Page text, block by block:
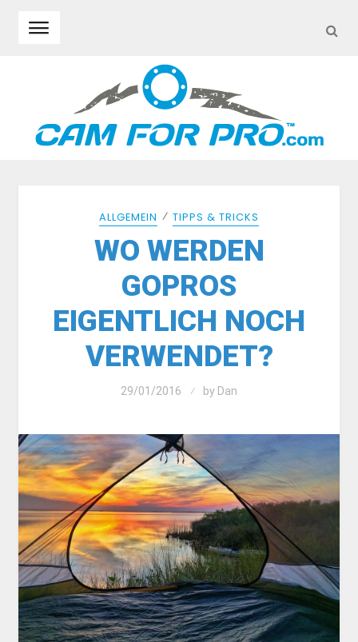
ALLGEMEIN ⁄ TIPPS & TRICKS
WO WERDEN
GOPROS
EIGENTLICH NOCH
VERWENDET?
29/01/2016 by Dan